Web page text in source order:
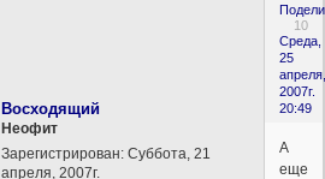
10
Среда,
25
апреля,
2007г.
20:49
Восходящий
Неофит
Зарегистрирован: Суббота, 21
апреля, 2007г.
А
еще